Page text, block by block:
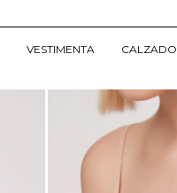
VESTIMENTA CALZADO